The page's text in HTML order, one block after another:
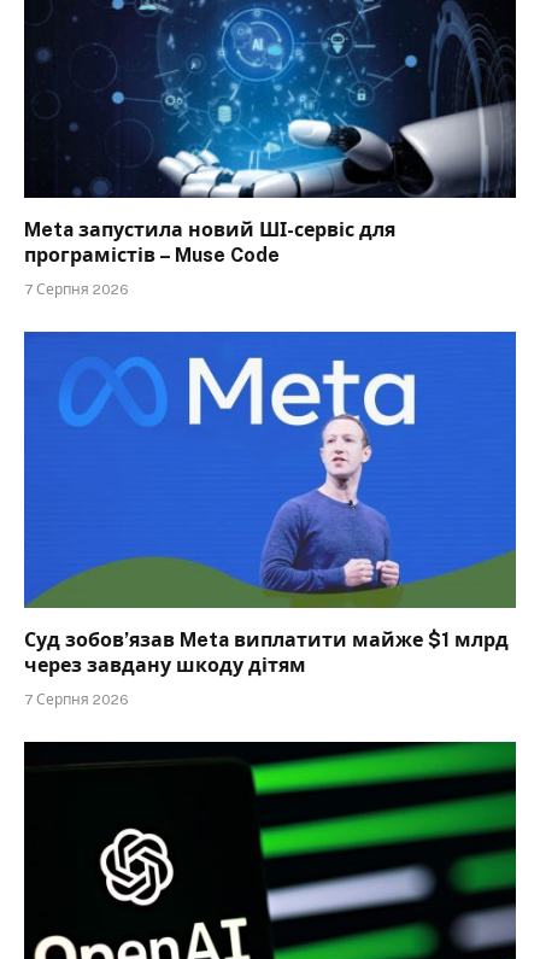
Meta запустила новий ШІ-сервіс для
програмістів – Muse Code
7 Серпня 2026
Суд зобов’язав Meta виплатити майже $1 млрд
через завдану шкоду дітям
7 Серпня 2026